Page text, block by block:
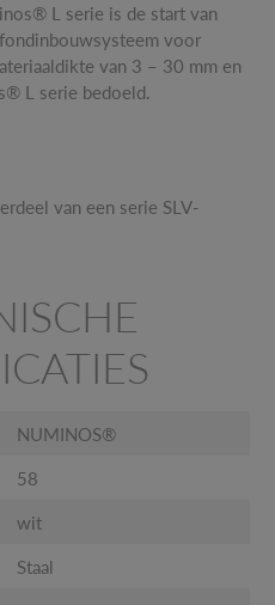
L serie is de start van
voor
van 3 – 30 mm en
L serie bedoeld.
van een serie SLV-
NUMINOS®
58
wit
Staal